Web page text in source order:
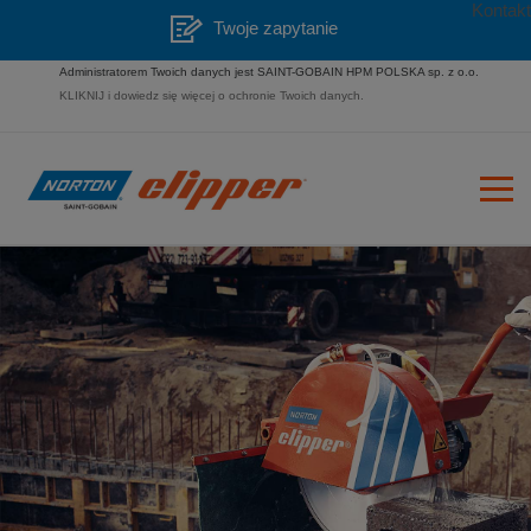
Kontakt
Twoje zapytanie
Administratorem Twoich danych jest SAINT-GOBAIN HPM POLSKA sp. z o.o.
KLIKNIJ i dowiedz się więcej o ochronie Twoich danych.